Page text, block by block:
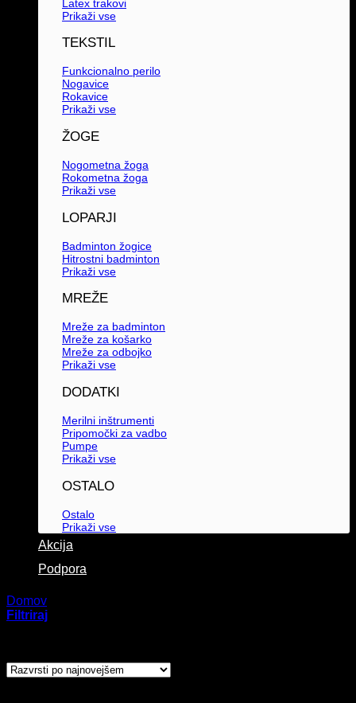
Latex trakovi
Prikaži vse
TEKSTIL
Funkcionalno perilo
Nogavice
Rokavice
Prikaži vse
ŽOGE
Nogometna žoga
Rokometna žoga
Prikaži vse
LOPARJI
Badminton žogice
Hitrostni badminton
Prikaži vse
MREŽE
Mreže za badminton
Mreže za košarko
Mreže za odbojko
Prikaži vse
DODATKI
Merilni inštrumenti
Pripomočki za vadbo
Pumpe
Prikaži vse
OSTALO
Ostalo
Prikaži vse
Akcija
Podpora
Domov
Filtriraj